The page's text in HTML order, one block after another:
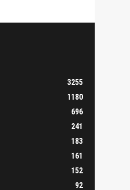
3255
1180
696
241
183
161
152
92